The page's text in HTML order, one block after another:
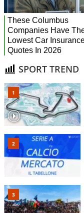
SPORT TREND